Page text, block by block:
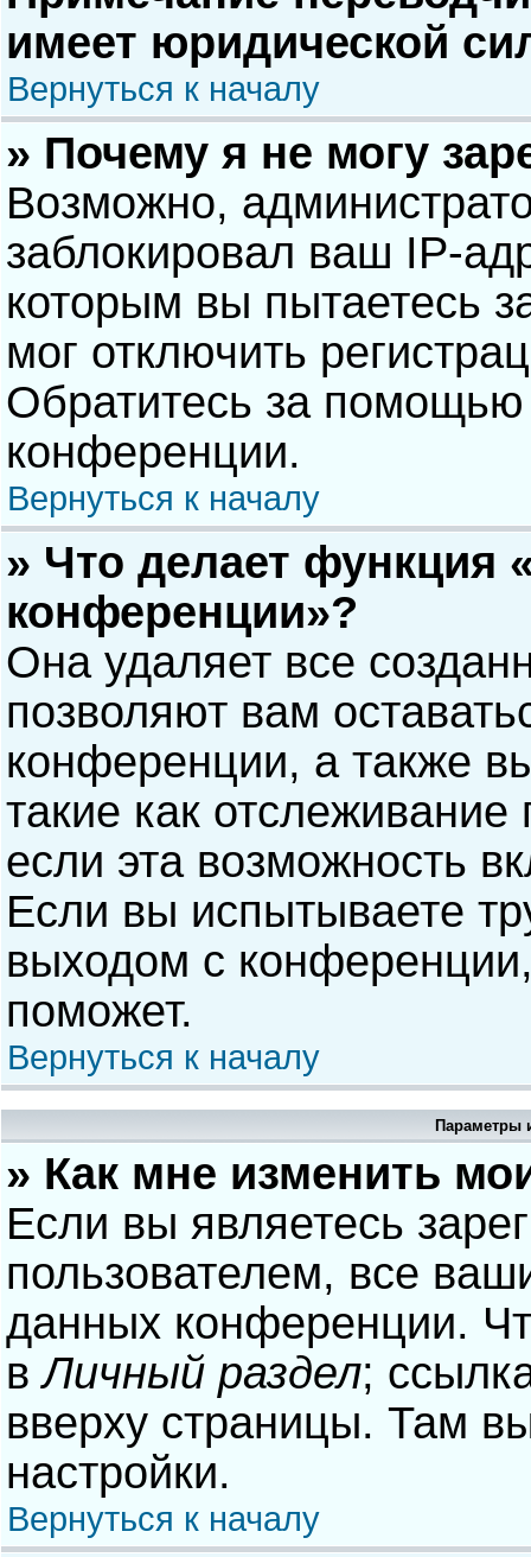
имеет юридической
Вернуться к началу
» Почему я не могу
Возможно,
заблокировал ваш IP-
которым вы пытаетесь
мог отключить
Обратитесь за помощью
конференции.
Вернуться к началу
» Что делает функция
конференции»?
Она удаляет все
позволяют вам
конференции, а также
такие как
если эта возможность
Если вы испытываете
выходом с
поможет.
Вернуться к началу
Параметры
» Как мне изменить
Если вы являетесь
пользователем, все
данных конференции.
вЛичный раздел;
вверху страницы. Там
настройки.
Вернуться к началу